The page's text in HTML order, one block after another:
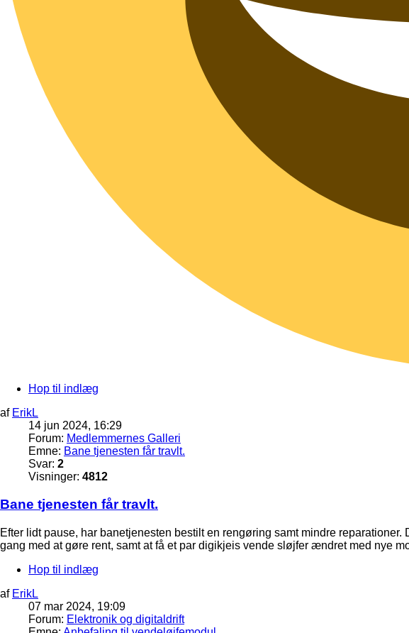
Hop til indlæg
af ErikL
14 jun 2024, 16:29
Forum: Medlemmernes Galleri
Emne: Bane tjenesten får travlt.
Svar: 2
Visninger: 4812
Bane tjenesten får travlt.
Efter lidt pause, har banetjenesten bestilt en rengøring samt mindre
gang med at gøre rent, samt at få et par digikjeis vende sløjfer ændret med nye
Hop til indlæg
af ErikL
07 mar 2024, 19:09
Forum: Elektronik og digitaldrift